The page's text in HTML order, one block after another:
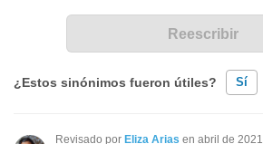
¿Estos sinónimos fueron útiles? Sí
Existen sinónimos incorrectos
Revisado por Eliza Arias en abril de 2021